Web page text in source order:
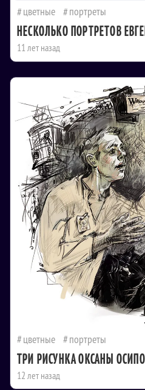
цветные портреты
НЕСКОЛЬКО ПОРТРЕТОВ
11 лет назад
цветные портреты
ТРИ РИСУНКА ОКСАНЫ
12 лет назад